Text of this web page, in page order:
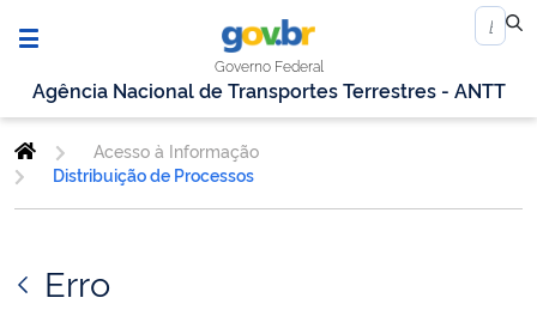
Governo Federal
Agência Nacional de Transportes Terrestres - ANTT
Acesso à Informação
Distribuição de Processos
Erro